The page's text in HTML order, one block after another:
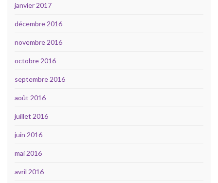
janvier 2017
décembre 2016
novembre 2016
octobre 2016
septembre 2016
août 2016
juillet 2016
juin 2016
mai 2016
avril 2016